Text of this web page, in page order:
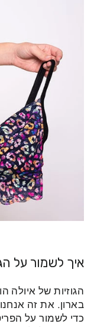
איך לשמור על
הגוזיות של איולה
בארון. את זה
כדי לשמור על